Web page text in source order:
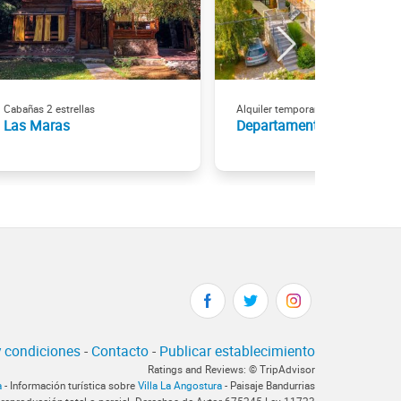
Cabañas 2 estrellas
Las Maras
Alquiler temporario
Departamentos de La
condiciones- Contacto- Publicar establecimiento
Ratings and Reviews: © TripAdvisor
- Información turística sobre Villa La Angostura - Paisaje Bandurrias